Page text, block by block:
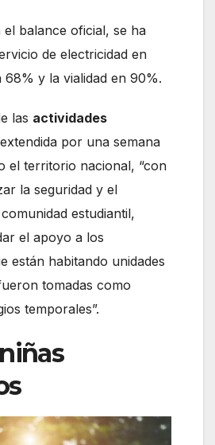
balance oficial, se ha
de electricidad en
68% y la vialidad en 90%.
las actividades
por una semana
el territorio nacional, “con
la seguridad y el
estudiantil,
el apoyo a los
están habitando unidades
tomadas como
temporales”.